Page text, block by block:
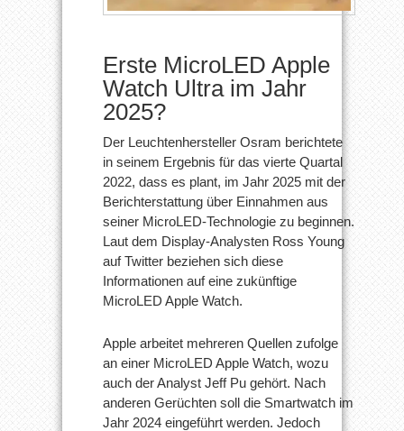
Erste MicroLED Apple
Watch Ultra im Jahr
2025?
Der Leuchtenhersteller Osram berichtete
in seinem Ergebnis für das vierte Quartal
2022, dass es plant, im Jahr 2025 mit der
Berichterstattung über Einnahmen aus
seiner MicroLED-Technologie zu beginnen.
Laut dem Display-Analysten Ross Young
auf Twitter beziehen sich diese
Informationen auf eine zukünftige
MicroLED Apple Watch.
Apple arbeitet mehreren Quellen zufolge
an einer MicroLED Apple Watch, wozu
auch der Analyst Jeff Pu gehört. Nach
anderen Gerüchten soll die Smartwatch im
Jahr 2024 eingeführt werden. Jedoch